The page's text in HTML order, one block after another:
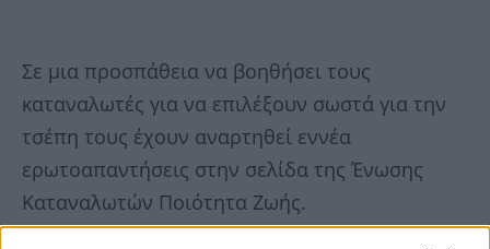
Σε μια προσπάθεια να βοηθήσει τους
καταναλωτές για να επιλέξουν σωστά για την
τσέπη τους έχουν αναρτηθεί εννέα
ερωτοαπαντήσεις στην σελίδα της Ένωσης
Καταναλωτών Ποιότητα Ζωής.